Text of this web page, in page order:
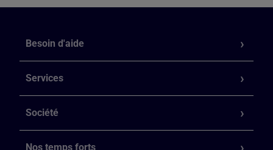
Besoin d'aide
Services
Société
Nos temps forts